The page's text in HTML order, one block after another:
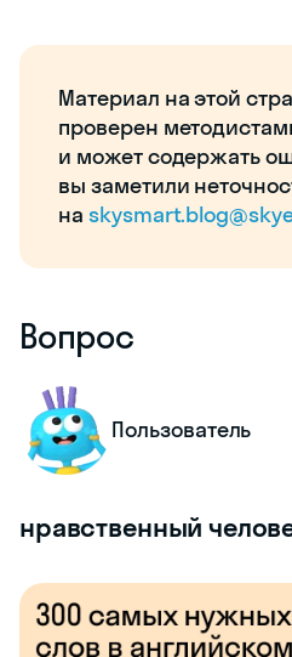
Материал на этой
проверен
и может содержать
вы заметили
на
Вопрос
Пользователь
нравственный